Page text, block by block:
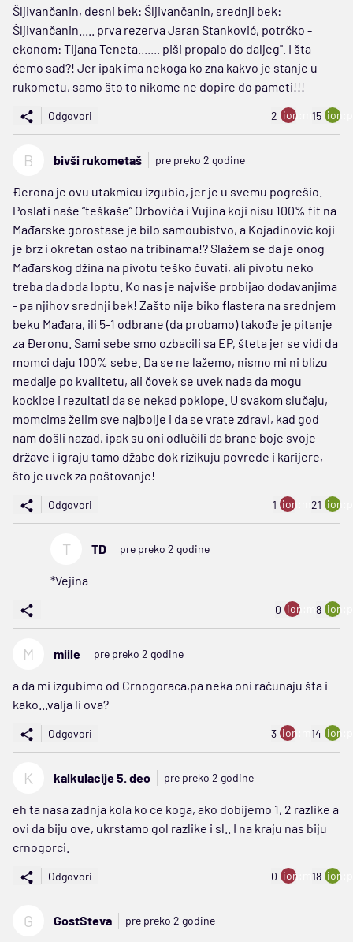
Šljivančanin, desni bek: Šljivančanin, srednji bek:
Šljivančanin..... prva rezerva Jaran Stanković, potrčko -
ekonom: Tijana Teneta....... piši propalo do daljeg''. I šta
ćemo sad?! Jer ipak ima nekoga ko zna kakvo je stanje u
rukometu, samo što to nikome ne dopire do pameti!!!
Odgovori 2 ion:minus
15
B bivši rukometaš pre preko 2 godine
Đerona je ovu utakmicu izgubio, jer je u svemu pogrešio.
Poslati naše “teškaše” Orbovića i Vujina koji nisu 100% fit na
Mađarske gorostase je bilo samoubistvo, a Kojadinović koji
je brz i okretan ostao na tribinama!? Slažem se da je onog
Mađarskog džina na pivotu teško čuvati, ali pivotu neko
treba da doda loptu. Ko nas je najviše probijao dodavanjima
- pa njihov srednji bek! Zašto nije biko flastera na srednjem
beku Mađara, ili 5-1 odbrane (da probamo) takođe je pitanje
za Đeronu. Sami sebe smo ozbacili sa EP, šteta jer se vidi da
momci daju 100% sebe. Da se ne lažemo, nismo mi ni blizu
medalje po kvalitetu, ali čovek se uvek nada da mogu
kockice i rezultati da se nekad poklope. U svakom slučaju,
momcima želim sve najbolje i da se vrate zdravi, kad god
nam došli nazad, ipak su oni odlučili da brane boje svoje
države i igraju tamo džabe dok rizikuju povrede i karijere,
što je uvek za poštovanje!
Odgovori 1 ion:minus
21
T TD pre preko 2 godine
*Vejina
0 ion:minus
8
M miile pre preko 2 godine
a da mi izgubimo od Crnogoraca,pa neka oni računaju šta i
kako...valja li ova?
Odgovori 3 ion:minus
14
K kalkulacije 5. deo pre preko 2 godine
eh ta nasa zadnja kola ko ce koga, ako dobijemo 1, 2 razlike a
ovi da biju ove, ukrstamo gol razlike i sl.. I na kraju nas biju
crnogorci.
Odgovori 0 ion:minus
18
G GostSteva pre preko 2 godine